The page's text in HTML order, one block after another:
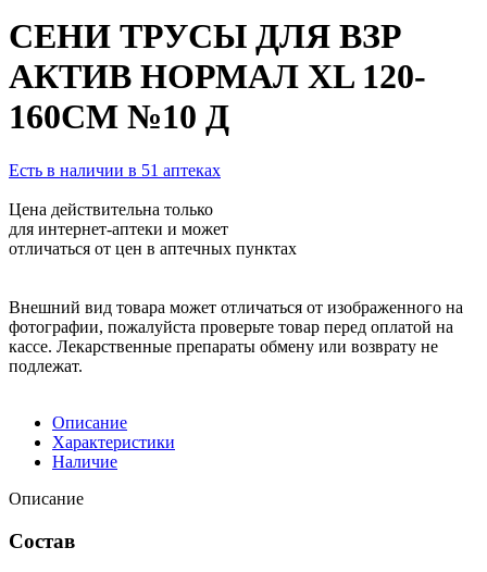
СЕНИ ТРУСЫ ДЛЯ ВЗР
АКТИВ НОРМАЛ XL 120-
160СМ №10 Д
Есть в наличии в 51 аптеках
Цена действительна только
для интернет-аптеки и может
отличаться от цен в аптечных пунктах
Внешний вид товара может отличаться от изображенного на
фотографии, пожалуйста проверьте товар перед оплатой на
кассе. Лекарственные препараты обмену или возврату не
подлежат.
Описание
Характеристики
Наличие
Описание
Состав